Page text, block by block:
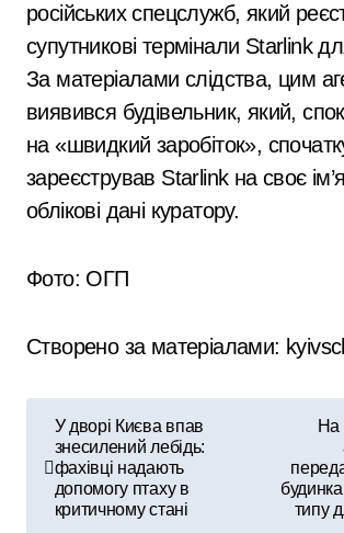
російських спецслужб, який
супутникові термінали Starlink
За матеріалами слідства, цим
виявився будівельник, який,
на «швидкий заробіток»,
зареєстрував Starlink на своє
облікові дані куратору.
Фото: ОГП
Створено за матеріалами:
У дворі Києва впав
знесилений лебідь:
фахівці надають
допомогу птаху в
критичному стані
На
типу